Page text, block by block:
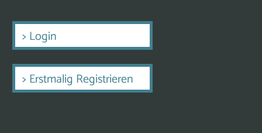
> Login
> Erstmalig Registrieren